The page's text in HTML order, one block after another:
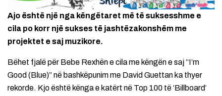
Ajo është një nga këngëtaret më të suksesshme e
cila po korr një sukses të jashtëzakonshëm me
projektet e saj muzikore.
Bëhet fjalë për Bebe Rexhën e cila me këngën e saj “I’m
Good (Blue)” në bashkëpunim me David Guettan ka thyer
rekorde. Kjo është kënga e katërt në Top 100 të ‘Billboard’